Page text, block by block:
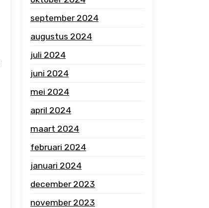
september 2024
augustus 2024
juli 2024
juni 2024
mei 2024
april 2024
maart 2024
februari 2024
januari 2024
december 2023
november 2023